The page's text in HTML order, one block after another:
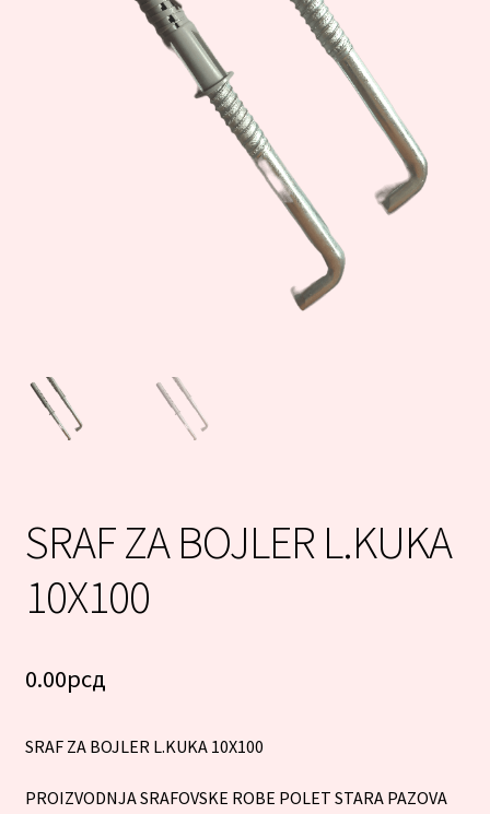
SRAF ZA BOJLER L.KUKA
10X100
0.00рсд
SRAF ZA BOJLER L.KUKA 10X100
PROIZVODNJA SRAFOVSKE ROBE POLET STARA PAZOVA